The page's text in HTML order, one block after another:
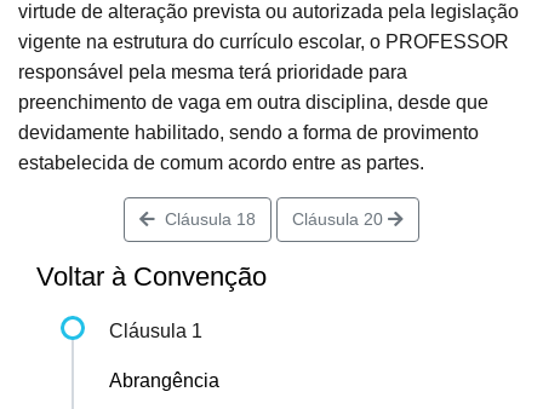
virtude de alteração prevista ou autorizada pela legislação
vigente na estrutura do currículo escolar, o PROFESSOR
responsável pela mesma terá prioridade para
preenchimento de vaga em outra disciplina, desde que
devidamente habilitado, sendo a forma de provimento
estabelecida de comum acordo entre as partes.
Cláusula 18 Cláusula 20
Voltar à Convenção
Cláusula 1
Abrangência